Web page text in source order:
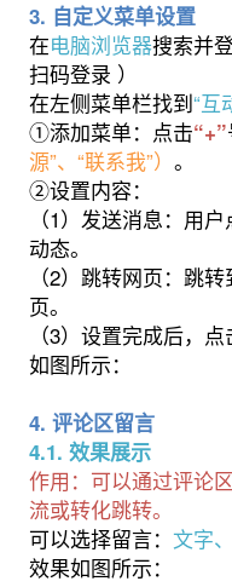
3. 自定义菜单设置
在电脑浏览器搜索并
扫码登录 ）
在左侧菜单栏找到“互
①添加菜单：点击“+”
源”、“联系我”） 。
②设置内容：
（1）发送消息：用
动态。
（2）跳转网页：跳
页。
（3）设置完成后，点
如图所示：
4. 评论区留言
4.1. 效果展示
作用：可以通过评论
流或转化跳转。
可以选择留言： 文字
效果如图所示：